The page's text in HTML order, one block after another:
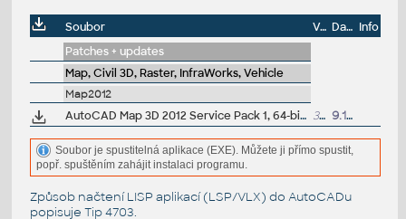
Soubor Velikost Datum Info
Patches + updates
Map, Civil 3D, Raster, InfraWorks, Vehicle
Map2012
AutoCAD Map 3D 2012 Service Pack 1, 64-bit (CZ/EN/DE...) 30MB 9.11.2011
Soubor je spustitelná aplikace (EXE). Můžete ji přímo spustit,
popř. spuštěním zahájit instalaci programu.
Způsob načtení LISP aplikací (LSP/VLX) do AutoCADu
popisuje Tip 4703.